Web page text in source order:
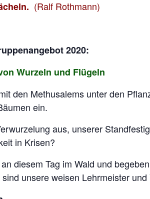
(Ralf Rothmann)
2020:
Wurzeln und Flügeln
den Methusalems unter den
ein.
aus, unserer
in Krisen?
diesem Tag im Wald und
unsere weisen Lehrmeister und